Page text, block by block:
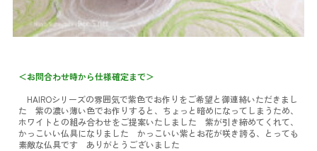
＜お問合わせ時から仕様確定まで＞
HAIROシリーズの雰囲気で紫色でお作りをご希望と御連絡いただきまし
た 紫の濃い薄い色でお作りすると、ちょっと暗めになってしまうため、
ホワイトとの組み合わせをご提案いたしました 紫が引き締めてくれて、
かっこいい仏具になりました かっこいい紫とお花が咲き誇る、とっても
素敵な仏具です ありがとうございました